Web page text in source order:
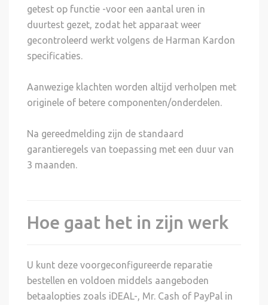
getest op functie -voor een aantal uren in
duurtest gezet, zodat het apparaat weer
gecontroleerd werkt volgens de Harman Kardon
specificaties.
Aanwezige klachten worden altijd verholpen met
originele of betere componenten/onderdelen.
Na gereedmelding zijn de standaard
garantieregels van toepassing met een duur van
3 maanden.
Hoe gaat het in zijn werk
U kunt deze voorgeconfigureerde reparatie
bestellen en voldoen middels aangeboden
betaalopties zoals iDEAL-, Mr. Cash of PayPal in